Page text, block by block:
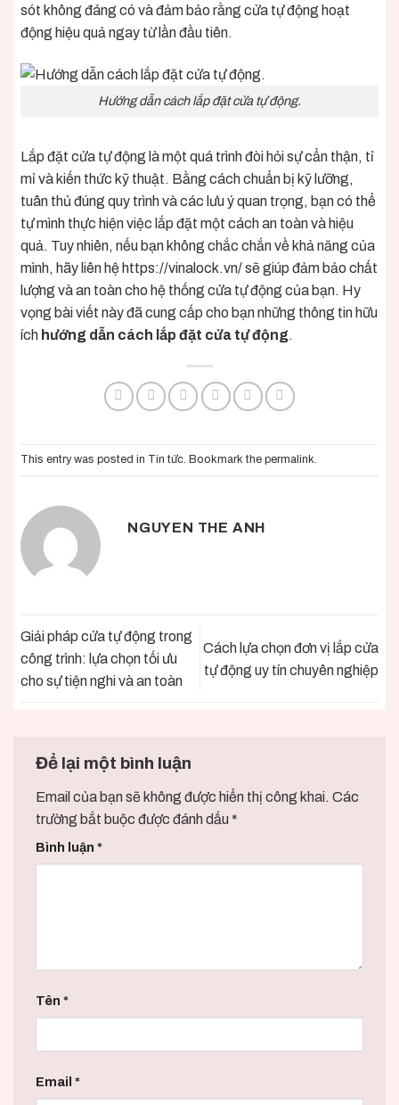
sót không đáng có và đảm bảo rằng cửa tự động hoạt
động hiệu quả ngay từ lần đầu tiên.
Hướng dẫn cách lắp đặt cửa tự động.
Lắp đặt cửa tự động là một quá trình đòi hỏi sự cẩn thận, tỉ
mỉ và kiến thức kỹ thuật. Bằng cách chuẩn bị kỹ lưỡng,
tuân thủ đúng quy trình và các lưu ý quan trọng, bạn có thể
tự mình thực hiện việc lắp đặt một cách an toàn và hiệu
quả. Tuy nhiên, nếu bạn không chắc chắn về khả năng của
mình, hãy liên hệ https://vinalock.vn/sẽ giúp đảm bảo chất
lượng và an toàn cho hệ thống cửa tự động của bạn. Hy
vọng bài viết này đã cung cấp cho bạn những thông tin hữu
ích hướng dẫn cách lắp đặt cửa tự động.
This entry was posted in Tin tức. Bookmark the permalink.
NGUYEN THE ANH
Giải pháp cửa tự động trong
công trình: lựa chọn tối ưu
cho sự tiện nghi và an toàn
Cách lựa chọn đơn vị lắp cửa
tự động uy tín chuyên nghiệp
Để lại một bình luận
Email của bạn sẽ không được hiển thị công khai. Các
trường bắt buộc được đánh dấu *
Bình luận *
Tên *
Email *